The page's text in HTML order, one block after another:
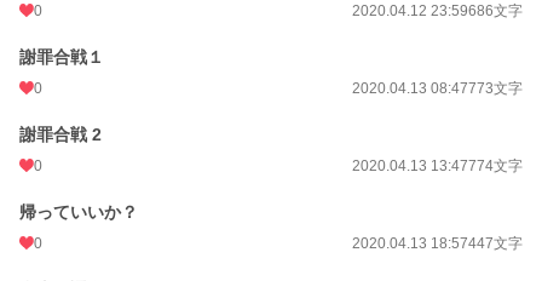
0 2020.04.12 23:59686文字
謝罪合戦１
0 2020.04.13 08:47773文字
謝罪合戦 2
0 2020.04.13 13:47774文字
帰っていいか？
0 2020.04.13 18:57447文字